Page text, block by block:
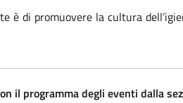
è di promuovere la cultura
il programma degli eventi dalla